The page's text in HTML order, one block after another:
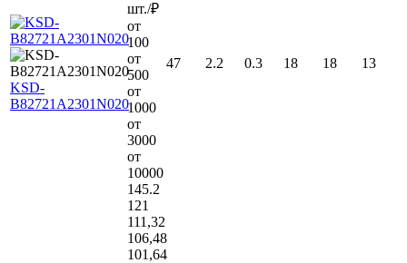
KSD-
B82721A2301N020
шт./₽
от
100
от
500
от
1000
от
3000
от
10000
145.2
121
111,32
106,48
101,64
47 2.2 0.3 18 18 13